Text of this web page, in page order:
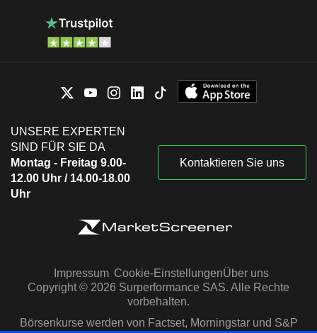
UNSERE EXPERTEN
SIND FÜR SIE DA
Montag - Freitag 9.00-
12.00 Uhr / 14.00-18.00
Uhr
Kontaktieren Sie uns
Impressum Cookie-EinstellungenÜber uns
Copyright © 2026 Surperformance SAS. Alle Rechte
vorbehalten.
Börsenkurse werden von Factset, Morningstar und S&P